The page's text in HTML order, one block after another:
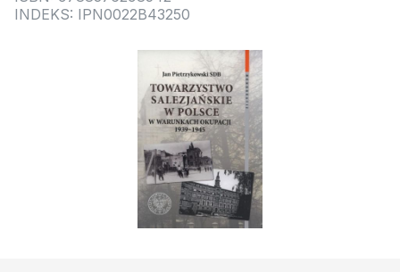
Książki obcojęzyczne
Poradniki, leksykony...
Podręczniki szkolne
Muzyka klasyczna
INDEKS: IPN0022B43250